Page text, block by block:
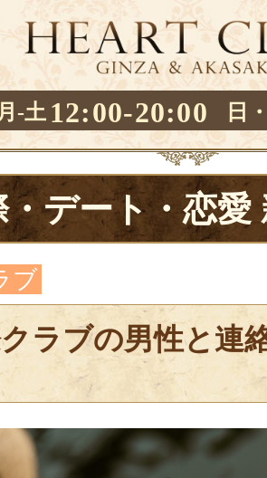
-土 12:00-20:00 日
・デート・恋愛
ブ
ラブの男性と連